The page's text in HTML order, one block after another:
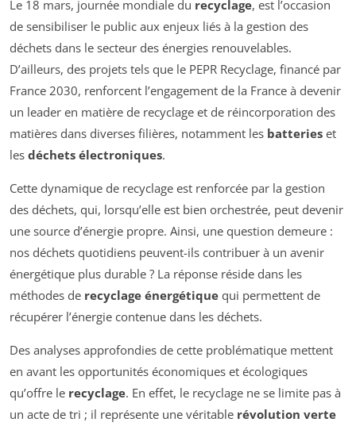
Le 18 mars, journée mondiale du recyclage, est l’occasion
de sensibiliser le public aux enjeux liés à la gestion des
déchets dans le secteur des énergies renouvelables.
D’ailleurs, des projets tels que le PEPR Recyclage, financé par
France 2030, renforcent l’engagement de la France à devenir
un leader en matière de recyclage et de réincorporation des
matières dans diverses filières, notamment les batteries et
les déchets électroniques.
Cette dynamique de recyclage est renforcée par la gestion
des déchets, qui, lorsqu’elle est bien orchestrée, peut devenir
une source d’énergie propre. Ainsi, une question demeure :
nos déchets quotidiens peuvent-ils contribuer à un avenir
énergétique plus durable ? La réponse réside dans les
méthodes de recyclage énergétique qui permettent de
récupérer l’énergie contenue dans les déchets.
Des analyses approfondies de cette problématique mettent
en avant les opportunités économiques et écologiques
qu’offre le recyclage. En effet, le recyclage ne se limite pas à
un acte de tri ; il représente une véritable révolution verte